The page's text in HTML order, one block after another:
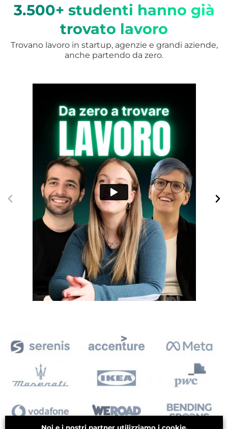
3.500+ studenti hanno già
trovato lavoro​
Trovano lavoro in startup, agenzie e grandi aziende,
anche partendo da zero.
Noi e i nostri partner utilizziamo i cookie.